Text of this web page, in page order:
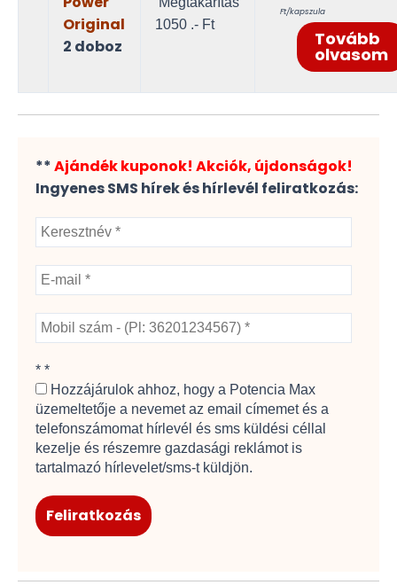
Original
2 doboz
1050 .- Ft
9
980 -
Ft..
price
is:
930 -
Ft..
Ft/kapszula
Tovább
olvasom
**Ajándék kuponok! Akciók, újdonságok!
Ingyenes SMS hírek és hírlevél feliratkozás:
* *
Hozzájárulok ahhoz, hogy a Potencia Max
üzemeltetője a nevemet az email címemet és a
telefonszámomat hírlevél és sms küldési céllal
kezelje és részemre gazdasági reklámot is
tartalmazó hírlevelet/sms-t küldjön.